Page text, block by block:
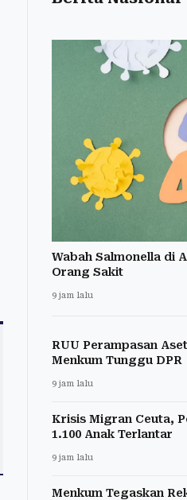
Wabah Salmonella di
Orang Sakit
9 jam lalu
RUU Perampasan
Menkum Tunggu DPR
9 jam lalu
Krisis Migran Ceuta,
1.100 Anak Terlantar
9 jam lalu
Menkum Tegaskan